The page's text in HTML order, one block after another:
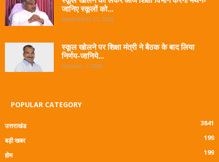
जानिए स्कूलों को...
September 21, 2020
स्कूल खोलने पर शिक्षा मंत्री ने बैठक के बाद लिया
निर्णय-जानिये...
October 1, 2020
POPULAR CATEGORY
उत्तराखंड
3841
बड़ी खबर
199
होम
199